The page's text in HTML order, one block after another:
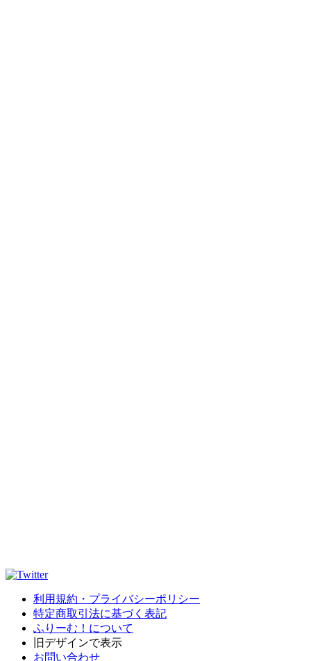
利用規約・プライバシーポリシー
特定商取引法に基づく表記
ふりーむ！について
旧デザインで表示
お問い合わせ